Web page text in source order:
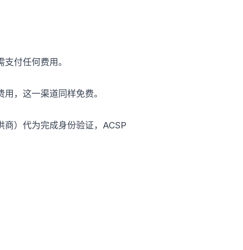
付任何费用。
，这一渠道同样免费。
）代为完成身份验证，ACSP